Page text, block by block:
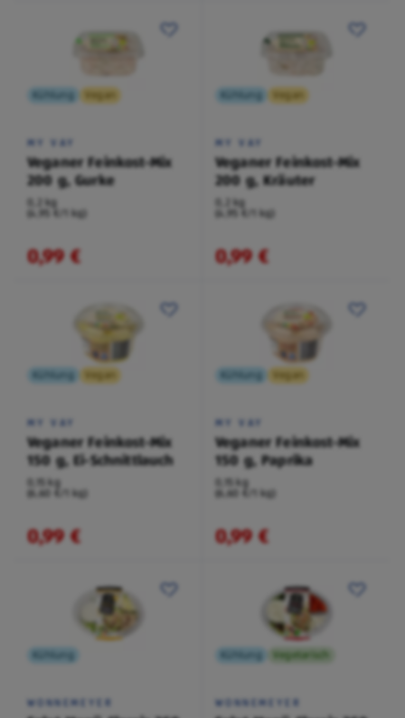
Kühlung Vegan
MY VAY
Veganer Feinkost-Mix
200 g, Gurke
0,2 kg
(4,95 €/1 kg)
0,99 €
Kühlung Vegan
MY VAY
Veganer Feinkost-Mix
200 g, Kräuter
0,2 kg
(4,95 €/1 kg)
0,99 €
Kühlung Vegan
MY VAY
Veganer Feinkost-Mix
150 g, Ei-Schnittlauch
0,15 kg
(6,60 €/1 kg)
0,99 €
Kühlung Vegan
MY VAY
Veganer Feinkost-Mix
150 g, Paprika
0,15 kg
(6,60 €/1 kg)
0,99 €
Kühlung
WONNEMEYER
Kühlung Vegetarisch
WONNEMEYER